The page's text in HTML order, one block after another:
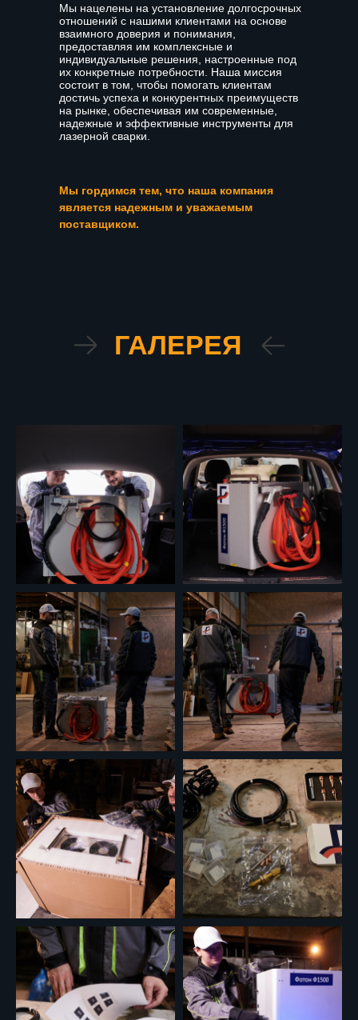
Мы нацелены на установление долгосрочных
отношений с нашими клиентами на основе
взаимного доверия и понимания,
предоставляя им комплексные и
индивидуальные решения, настроенные под
их конкретные потребности. Наша миссия
состоит в том, чтобы помогать клиентам
достичь успеха и конкурентных преимуществ
на рынке, обеспечивая им современные,
надежные и эффективные инструменты для
лазерной сварки.
Мы гордимся тем, что наша компания
является надежным и уважаемым
поставщиком.
ГАЛЕРЕЯ